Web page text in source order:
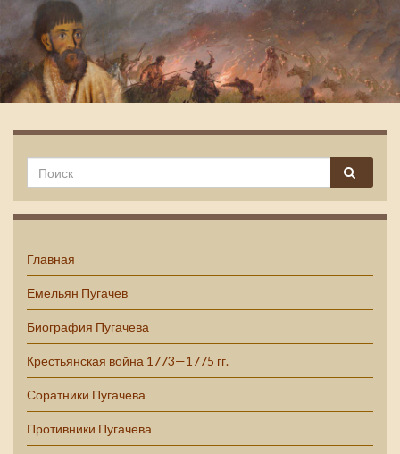
Емельян Пугачев
Главная
Емельян Пугачев
Биография Пугачева
Крестьянская война 1773—1775 гг.
Соратники Пугачева
Противники Пугачева